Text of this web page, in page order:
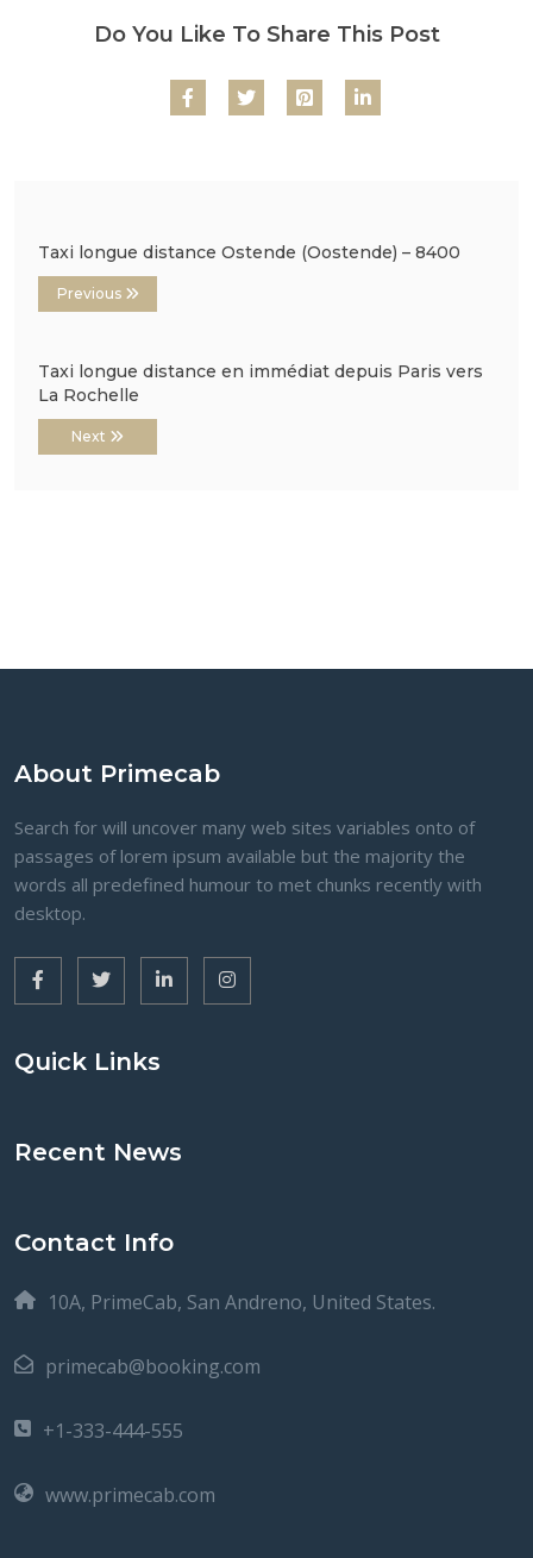
Do You Like To Share This Post
Taxi longue distance Ostende (Oostende) – 8400
Previous
Taxi longue distance en immédiat depuis Paris vers
La Rochelle
Next
About Primecab
Search for will uncover many web sites variables onto of
passages of lorem ipsum available but the majority the
words all predefined humour to met chunks recently with
desktop.
Quick Links
Recent News
Contact Info
10A, PrimeCab, San Andreno, United States.
primecab@booking.com
+1-333-444-555
www.primecab.com